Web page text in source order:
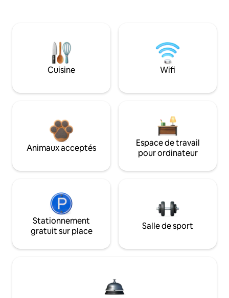
Cuisine Wifi
Animaux acceptés
Espace de travail
pour ordinateur
Stationnement
gratuit sur place
Salle de sport